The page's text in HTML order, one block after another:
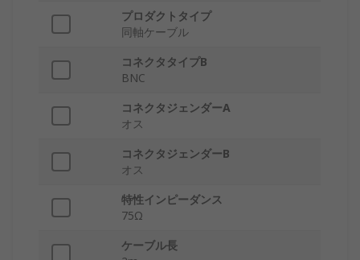
プロダクトタイプ
同軸ケーブル
コネクタタイプB
BNC
コネクタジェンダーA
オス
コネクタジェンダーB
オス
特性インピーダンス
75Ω
ケーブル長